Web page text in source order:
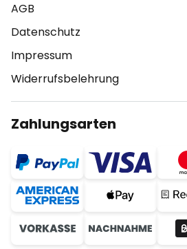
AGB
Datenschutz
Impressum
Widerrufsbelehrung
Zahlungsarten